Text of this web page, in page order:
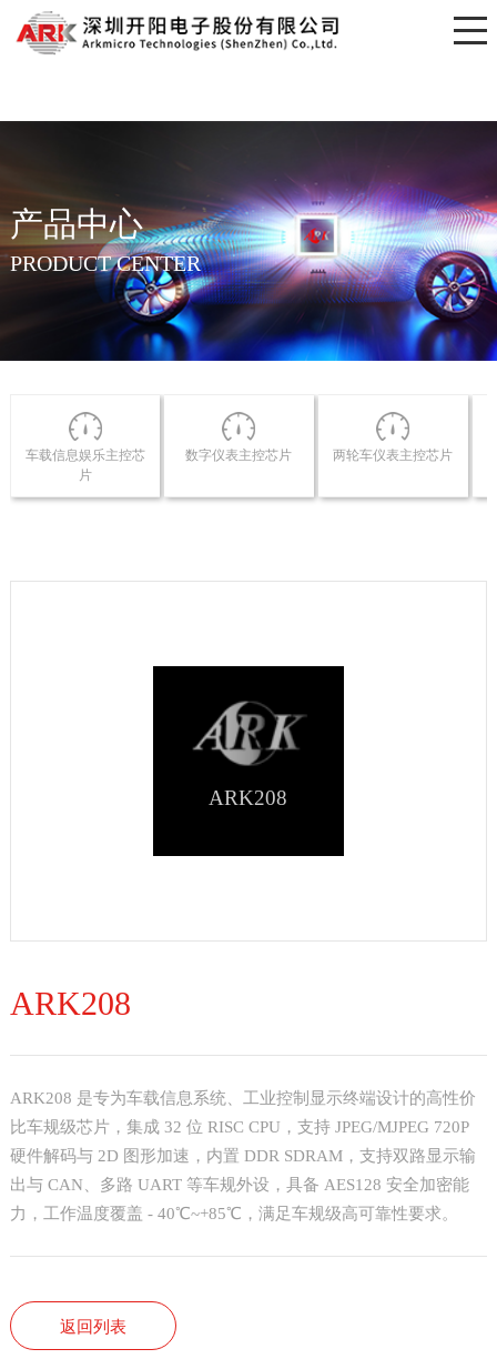
开元网页版
产品中心
PRODUCT CENTER
车载信息娱乐主控芯
片
数字仪表主控芯片 两轮车仪表主控芯片
ARK208
ARK208
ARK208 是专为车载信息系统、工业控制显示终端设计的高性价
比车规级芯片，集成 32 位 RISC CPU，支持 JPEG/MJPEG 720P
硬件解码与 2D 图形加速，内置 DDR SDRAM，支持双路显示输
出与 CAN、多路 UART 等车规外设，具备 AES128 安全加密能
力，工作温度覆盖 - 40℃~+85℃，满足车规级高可靠性要求。
返回列表